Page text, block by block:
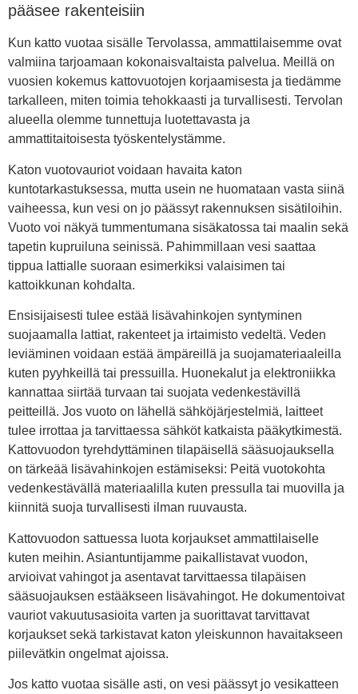
pääsee rakenteisiin
Kun katto vuotaa sisälle Tervolassa, ammattilaisemme ovat
valmiina tarjoamaan kokonaisvaltaista palvelua. Meillä on
vuosien kokemus kattovuotojen korjaamisesta ja tiedämme
tarkalleen, miten toimia tehokkaasti ja turvallisesti. Tervolan
alueella olemme tunnettuja luotettavasta ja
ammattitaitoisesta työskentelystämme.
Katon vuotovauriot voidaan havaita katon
kuntotarkastuksessa, mutta usein ne huomataan vasta siinä
vaiheessa, kun vesi on jo päässyt rakennuksen sisätiloihin.
Vuoto voi näkyä tummentumana sisäkatossa tai maalin sekä
tapetin kupruiluna seinissä. Pahimmillaan vesi saattaa
tippua lattialle suoraan esimerkiksi valaisimen tai
kattoikkunan kohdalta.
Ensisijaisesti tulee estää lisävahinkojen syntyminen
suojaamalla lattiat, rakenteet ja irtaimisto vedeltä. Veden
leviäminen voidaan estää ämpäreillä ja suojamateriaaleilla
kuten pyyhkeillä tai pressuilla. Huonekalut ja elektroniikka
kannattaa siirtää turvaan tai suojata vedenkestävillä
peitteillä. Jos vuoto on lähellä sähköjärjestelmiä, laitteet
tulee irrottaa ja tarvittaessa sähköt katkaista pääkytkimestä.
Kattovuodon tyrehdyttäminen tilapäisellä sääsuojauksella
on tärkeää lisävahinkojen estämiseksi: Peitä vuotokohta
vedenkestävällä materiaalilla kuten pressulla tai muovilla ja
kiinnitä suoja turvallisesti ilman ruuvausta.
Kattovuodon sattuessa luota korjaukset ammattilaiselle
kuten meihin. Asiantuntijamme paikallistavat vuodon,
arvioivat vahingot ja asentavat tarvittaessa tilapäisen
sääsuojauksen estääkseen lisävahingot. He dokumentoivat
vauriot vakuutusasioita varten ja suorittavat tarvittavat
korjaukset sekä tarkistavat katon yleiskunnon havaitakseen
piilevätkin ongelmat ajoissa.
Jos katto vuotaa sisälle asti, on vesi päässyt jo vesikatteen